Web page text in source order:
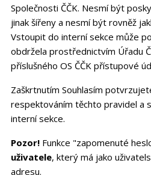
Společnosti ČČK. Nesmí být
jinak šířeny a nesmí být rovněž
Vstoupit do interní sekce může
obdržela prostřednictvím Úřadu
příslušného OS ČČK přístupové
Zaškrtnutím Souhlasím
respektováním těchto pravidel a
interní sekce.
Pozor!Funkce "zapomenuté
uživatele, který má jako
adresu.